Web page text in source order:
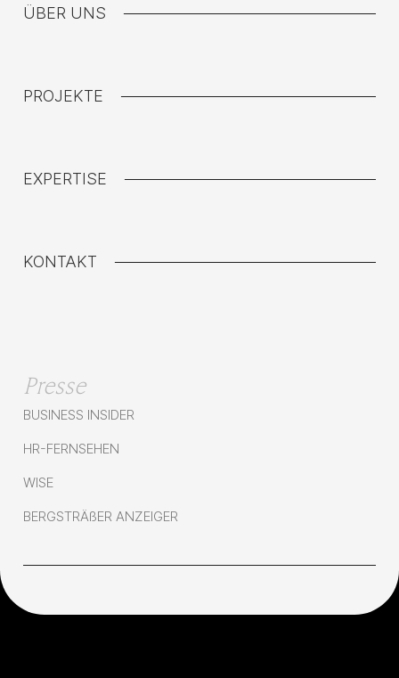
ÜBER UNS
PROJEKTE
EXPERTISE
KONTAKT
Presse
BUSINESS INSIDER
HR-FERNSEHEN
WISE
BERGSTRÄßER ANZEIGER